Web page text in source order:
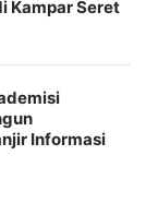
Kampar Seret
Informasi